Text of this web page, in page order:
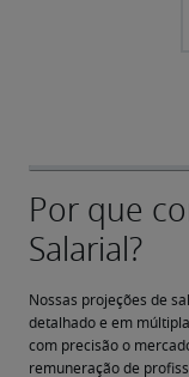
Nossas projeções de
detalhado e em
com precisão o
remuneração de